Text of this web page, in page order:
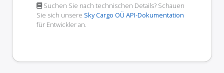
Suchen Sie nach technischen Details? Schauen
Sie sich unsere Sky Cargo OÜ API-Dokumentation
für Entwickler an.